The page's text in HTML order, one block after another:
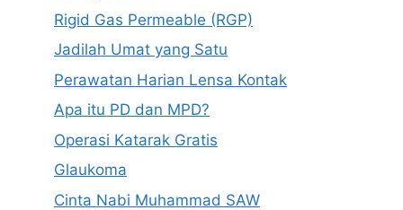
Rigid Gas Permeable (RGP)
Jadilah Umat yang Satu
Perawatan Harian Lensa Kontak
Apa itu PD dan MPD?
Operasi Katarak Gratis
Glaukoma
Cinta Nabi Muhammad SAW